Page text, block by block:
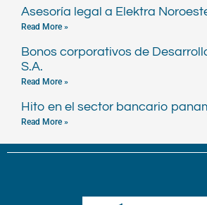
Asesoría legal a Elektra
Read More »
Bonos corporativos de
S.A.
Read More »
Hito en el sector bancario
Read More »